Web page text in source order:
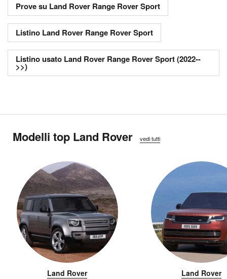
Prove su Land Rover Range Rover Sport
Listino Land Rover Range Rover Sport
Listino usato Land Rover Range Rover Sport (2022--
>>)
Modelli top Land Rover vedi tutti
Land Rover Land Rover